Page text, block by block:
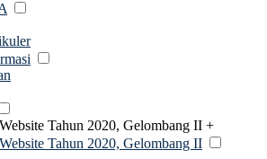
Tahun 2020, Gelombang II +
Tahun 2020, Gelombang II